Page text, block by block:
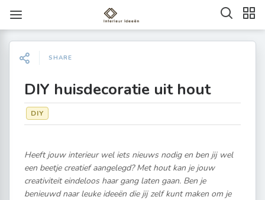
SHARE
DIY huisdecoratie uit hout
DIY
Heeft jouw interieur wel iets nieuws nodig en ben jij wel
een beetje creatief aangelegd? Met hout kan je jouw
creativiteit eindeloos haar gang laten gaan. Ben je
benieuwd naar leuke ideeën die jij zelf kunt maken om je